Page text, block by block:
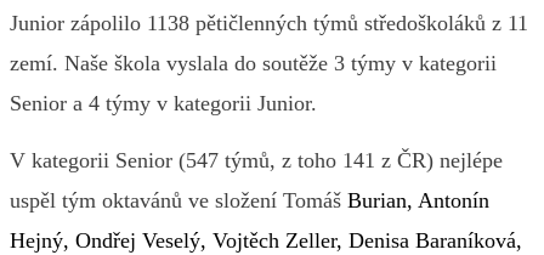
Junior zápolilo 1138 pětičlenných týmů středoškoláků z 11
zemí. Naše škola vyslala do soutěže 3 týmy v kategorii
Senior a 4 týmy v kategorii Junior.
V kategorii Senior (547 týmů, z toho 141 z ČR) nejlépe
uspěl tým oktavánů ve složení Tomáš Burian, Antonín
Hejný, Ondřej Veselý, Vojtěch Zeller, Denisa Baraníková,